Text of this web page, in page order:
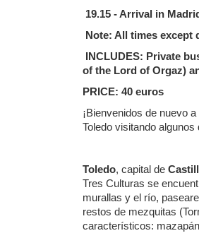
19.15 - Arrival in Madrid
Note: All times except
INCLUDES: Private
of the Lord of Orgaz)
PRICE: 40 euros
¡Bienvenidos de nuevo
Toledo visitando
Toledo, capital de
Tres Culturas se
murallas y el río,
restos de mezquitas
característicos: